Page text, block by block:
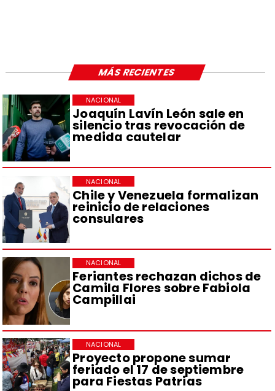
Joaquín Lavín León sale en
silencio tras revocación de
medida cautelar
NACIONAL
Chile y Venezuela formalizan
reinicio de relaciones
consulares
NACIONAL
Feriantes rechazan dichos de
Camila Flores sobre Fabiola
Campillai
NACIONAL
Proyecto propone sumar
feriado el 17 de septiembre
para Fiestas Patrias
NACIONAL
MÁS RECIENTES